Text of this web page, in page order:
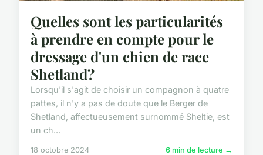
Quelles sont les particularités
à prendre en compte pour le
dressage d'un chien de race
Shetland?
Lorsqu'il s'agit de choisir un compagnon à quatre
pattes, il n'y a pas de doute que le Berger de
Shetland, affectueusement surnommé Sheltie, est
un ch...
18 octobre 2024 6 min de lecture →